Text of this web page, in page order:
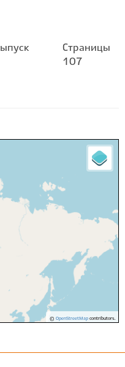
Страницы
107
© OpenStreetMapcontributors.